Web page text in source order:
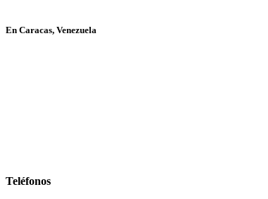
En Caracas, Venezuela
Teléfonos